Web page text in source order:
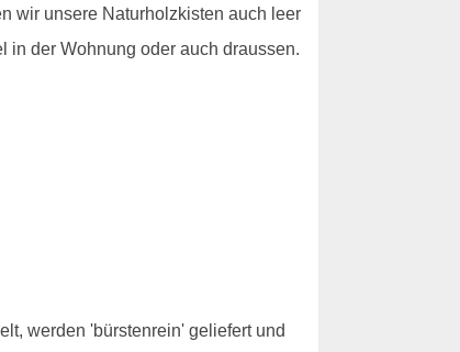
wir unsere Naturholzkisten auch leer
in der Wohnung oder auch draussen.
werden 'bürstenrein' geliefert und